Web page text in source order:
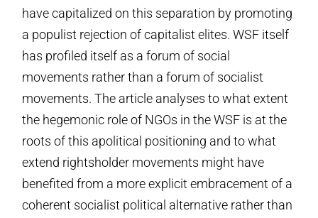
have capitalized on this separation by promoting
a populist rejection of capitalist elites. WSF itself
has profiled itself as a forum of social
movements rather than a forum of socialist
movements. The article analyses to what extent
the hegemonic role of NGOs in the WSF is at the
roots of this apolitical positioning and to what
extend rightsholder movements might have
benefited from a more explicit embracement of a
coherent socialist political alternative rather than